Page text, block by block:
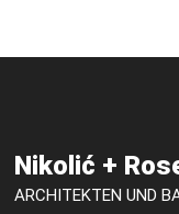
Nikolić +
ARCHITEKTEN UND